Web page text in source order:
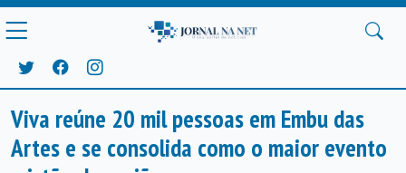
Viva reúne 20 mil pessoas em Embu das
Artes e se consolida como o maior evento